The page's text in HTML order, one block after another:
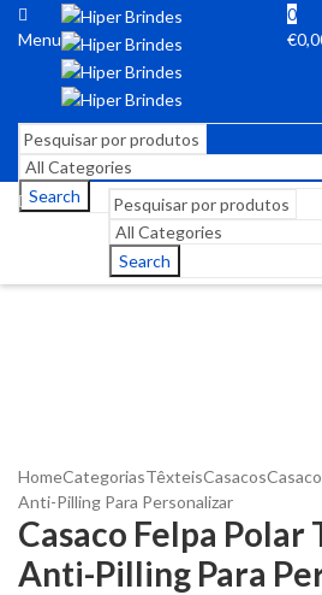
Menu
0
€
Search
Search
HomeCategoriasTêxteisCasacos
Anti-Pilling Para Personalizar
Casaco Felpa Polar
Anti-Pilling Para